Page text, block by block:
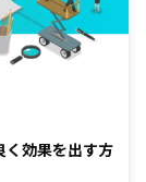
く効果を出す方